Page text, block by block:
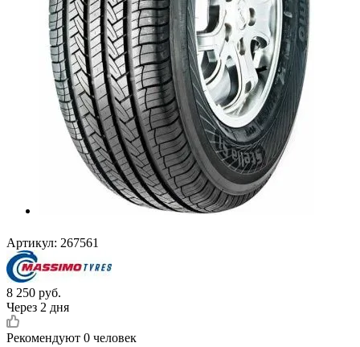
Артикул: 267561
8 250 руб.
Через 2 дня
Рекомендуют 0 человек